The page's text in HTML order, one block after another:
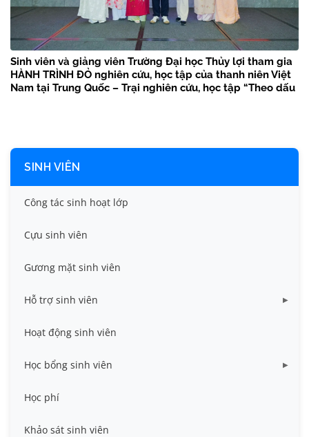
Sinh viên và giảng viên Trường Đại học Thủy lợi tham gia
HÀNH TRÌNH ĐỎ nghiên cứu, học tập của thanh niên Việt
Nam tại Trung Quốc – Trại nghiên cứu, học tập “Theo dấu
SINH VIÊN
Công tác sinh hoạt lớp
Cựu sinh viên
Gương mặt sinh viên
Hỗ trợ sinh viên
Miễn giảm học phí
Nhà ở
Hoạt động sinh viên
Học bổng sinh viên
HB khuyến khích học tập
HB Lê Văn Kiểm và gia đình
Học phí
Khảo sát sinh viên